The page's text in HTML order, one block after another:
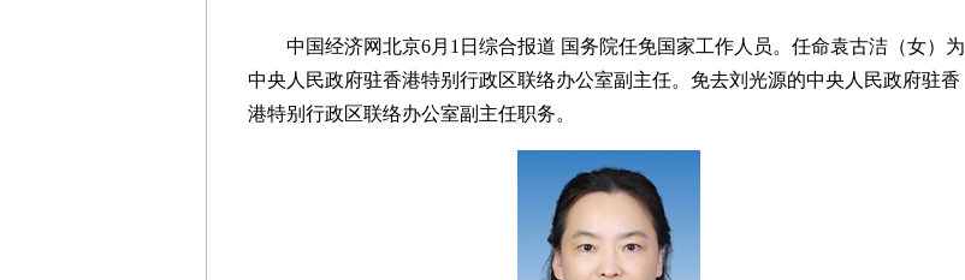
中国经济网北京6月1日综合报道 国务院任免国家工作人员。任命袁古洁（女）为
中央人民政府驻香港特别行政区联络办公室副主任。免去刘光源的中央人民政府驻香
港特别行政区联络办公室副主任职务。